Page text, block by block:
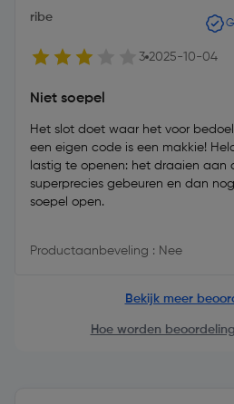
ribe
3 2025-10-04
Niet soepel
Het slot doet waar het voor
een eigen code is een makkie!
lastig te openen: het draaien aan
superprecies gebeuren en dan
soepel open.
Productaanbeveling : Nee
Bekijk meer
Hoe worden